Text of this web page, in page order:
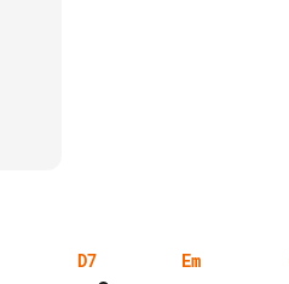
D7 Em